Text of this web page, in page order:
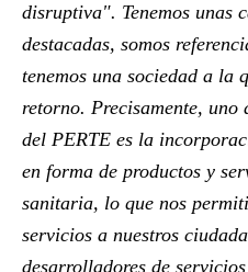
disruptiva". Tenemos unas
destacadas, somos
tenemos una sociedad a la
retorno. Precisamente, uno
del PERTE es la
en forma de productos y
sanitaria, lo que nos
servicios a nuestros
desarrolladores de